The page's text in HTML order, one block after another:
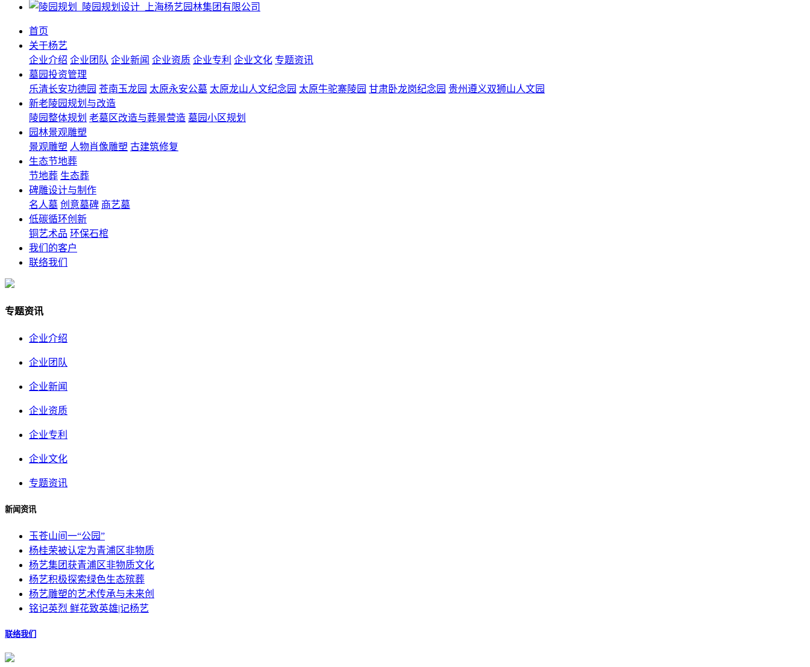
首页
关于杨艺
企业介绍 企业团队 企业新闻 企业资质 企业专利 企业文化 专题资讯
墓园投资管理
乐清长安功德园 苍南玉龙园 太原永安公墓 太原龙山人文纪念园 太原牛驼寨陵园 甘肃卧龙岗纪念园 贵州遵义双狮山人文园
新老陵园规划与改造
陵园整体规划 老墓区改造与葬景营造 墓园小区规划
园林景观雕塑
景观雕塑 人物肖像雕塑 古建筑修复
生态节地葬
节地葬 生态葬
碑雕设计与制作
名人墓 创意墓碑 商艺墓
低碳循环创新
铜艺术品 环保石棺
我们的客户
联络我们
专题资讯
企业介绍
企业团队
企业新闻
企业资质
企业专利
企业文化
专题资讯
新闻资讯
玉苍山间一“公园”
杨桂荣被认定为青浦区非物质
杨艺集团获青浦区非物质文化
杨艺积极探索绿色生态殡葬
杨艺雕塑的艺术传承与未来创
铭记英烈 鲜花致英雄|记杨艺
联络我们